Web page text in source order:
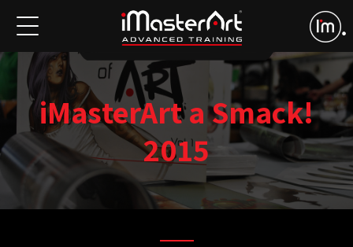
iMasterArt a Smack!
2015